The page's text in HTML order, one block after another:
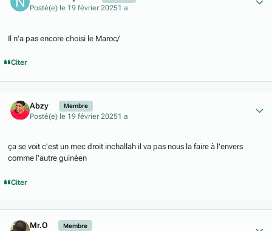
Posté(e) le 19 février 20251 a
Il n'a pas encore choisi le Maroc/
Citer
Abzy Membre
Posté(e) le 19 février 20251 a
ça se voit c'est un mec droit inchallah il va pas nous la faire à l'envers
comme l'autre guinéen
Citer
Mr.O Membre